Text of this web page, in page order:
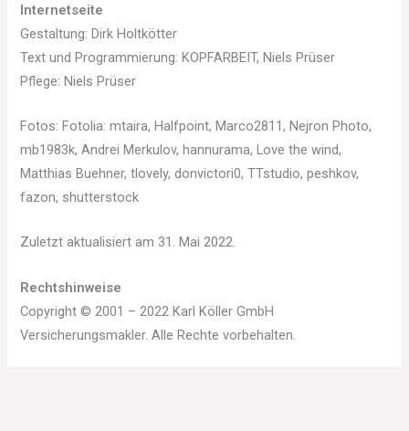
Internetseite
Gestaltung: Dirk Holtkötter
Text und Programmierung: KOPFARBEIT, Niels Prüser
Pflege: Niels Prüser
Fotos: Fotolia: mtaira, Halfpoint, Marco2811, Nejron Photo,
mb1983k, Andrei Merkulov, hannurama, Love the wind,
Matthias Buehner, tlovely, donvictori0, TTstudio, peshkov,
fazon, shutterstock
Zuletzt aktualisiert am 31. Mai 2022.
Rechtshinweise
Copyright © 2001 – 2022 Karl Köller GmbH
Versicherungsmakler. Alle Rechte vorbehalten.